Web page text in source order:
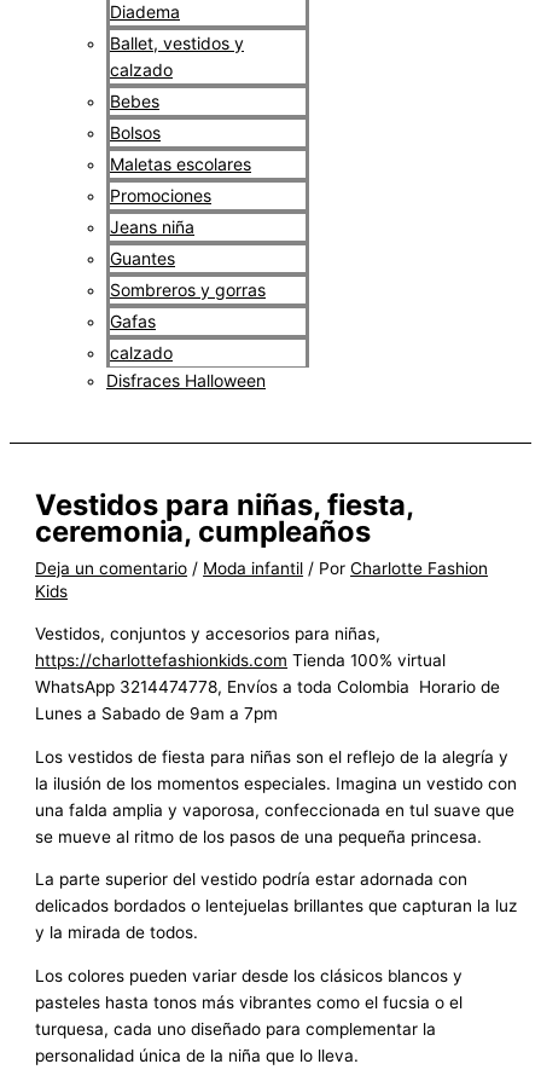
Diadema
Ballet, vestidos y
calzado
Bebes
Bolsos
Maletas escolares
Promociones
Jeans niña
Guantes
Sombreros y gorras
Gafas
calzado
Disfraces Halloween
Vestidos para niñas, fiesta,
ceremonia, cumpleaños
Deja un comentario / Moda infantil / PorCharlotte Fashion
Kids
Vestidos, conjuntos y accesorios para niñas,
https://charlottefashionkids.com Tienda 100% virtual
WhatsApp 3214474778, Envíos a toda Colombia Horario de
Lunes a Sabado de 9am a 7pm
Los vestidos de fiesta para niñas son el reflejo de la alegría y
la ilusión de los momentos especiales. Imagina un vestido con
una falda amplia y vaporosa, confeccionada en tul suave que
se mueve al ritmo de los pasos de una pequeña princesa.
La parte superior del vestido podría estar adornada con
delicados bordados o lentejuelas brillantes que capturan la luz
y la mirada de todos.
Los colores pueden variar desde los clásicos blancos y
pasteles hasta tonos más vibrantes como el fucsia o el
turquesa, cada uno diseñado para complementar la
personalidad única de la niña que lo lleva.